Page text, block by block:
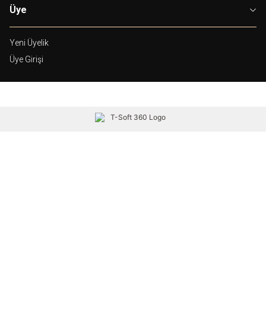
Üye
Yeni Üyelik
Üye Girişi